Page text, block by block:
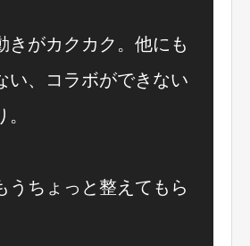
きがカクカク。他にも
い、コラボができない
うちょっと整えてもら